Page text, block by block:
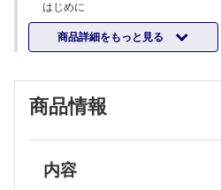
はじめに
1部 薬剤学
Question 1 口から消化管に入った
るの？
Question 4 1日3回飲む錠剤と1回だ
Question 5 錠剤をよく見たら、層に
Question 7 噛んで飲む錠剤は、噛ま
Question 8 一包化（服用時点ごと
商品詳細をもっと見る
商品情報
内容